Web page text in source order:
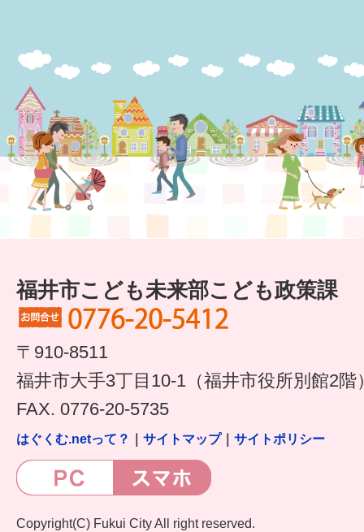
福井市こども未来部こども政策課
〒910-8511
福井市大手3丁目10-1（福井市役所別館2階
FAX. 0776-20-5735
はぐくむ.netって？ サイトマップ｜ サイトポリシー
Copyright(C) Fukui City All right reserved.